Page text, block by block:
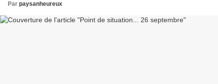
Par paysanheureux